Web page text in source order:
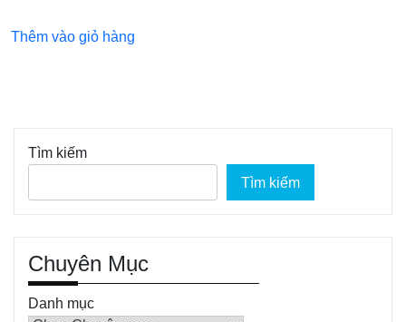
là:
Thêm vào giỏ hàng
Tìm kiếm
Tìm kiếm
Chuyên Mục
Danh mục